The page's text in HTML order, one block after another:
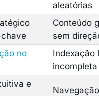
aleatórias
Conteúdo
sem
no
Indexação
incompleta
e